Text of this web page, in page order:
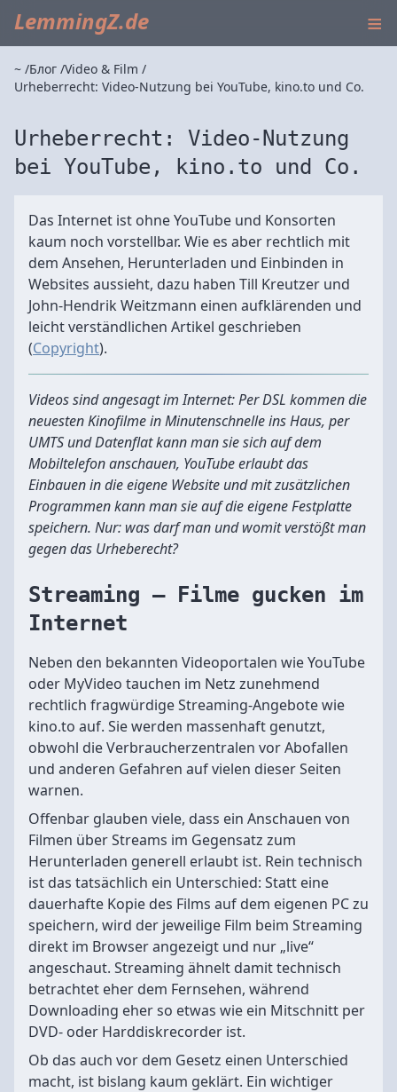
LemmingZ.de ≡
~ Блог Video & Film
Urheberrecht: Video-Nutzung bei YouTube, kino.to und Co.
Urheberrecht: Video-Nutzung
bei YouTube, kino.to und Co.
Das Internet ist ohne YouTube und Konsorten
kaum noch vorstellbar. Wie es aber rechtlich mit
dem Ansehen, Herunterladen und Einbinden in
Websites aussieht, dazu haben Till Kreutzer und
John-Hendrik Weitzmann einen aufklärenden und
leicht verständlichen Artikel geschrieben
(Copyright).
Videos sind angesagt im Internet: Per DSL kommen die
neuesten Kinofilme in Minutenschnelle ins Haus, per
UMTS und Datenflat kann man sie sich auf dem
Mobiltelefon anschauen, YouTube erlaubt das
Einbauen in die eigene Website und mit zusätzlichen
Programmen kann man sie auf die eigene Festplatte
speichern. Nur: was darf man und womit verstößt man
gegen das Urheberecht?
Streaming – Filme gucken im
Internet
Neben den bekannten Videoportalen wie YouTube
oder MyVideo tauchen im Netz zunehmend
rechtlich fragwürdige Streaming-Angebote wie
kino.to auf. Sie werden massenhaft genutzt,
obwohl die Verbraucherzentralen vor Abofallen
und anderen Gefahren auf vielen dieser Seiten
warnen.
Offenbar glauben viele, dass ein Anschauen von
Filmen über Streams im Gegensatz zum
Herunterladen generell erlaubt ist. Rein technisch
ist das tatsächlich ein Unterschied: Statt eine
dauerhafte Kopie des Films auf dem eigenen PC zu
speichern, wird der jeweilige Film beim Streaming
direkt im Browser angezeigt und nur „live“
angeschaut. Streaming ähnelt damit technisch
betrachtet eher dem Fernsehen, während
Downloading eher so etwas wie ein Mitschnitt per
DVD- oder Harddiskrecorder ist.
Ob das auch vor dem Gesetz einen Unterschied
macht, ist bislang kaum geklärt. Ein wichtiger